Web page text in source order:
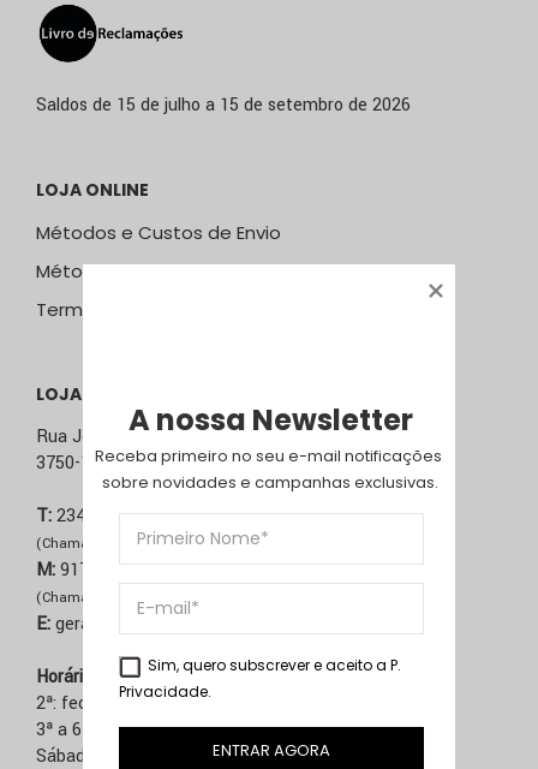
Saldos de 15 de julho a 15 de setembro de 2026
LOJA ONLINE
Métodos e Custos de Envio
Métodos de Pagamento
Termos & Condições
LOJA ÁGUEDA
Rua José Sucena, 231
3750-157 Águeda
T:234 603 020
(Chamada para rede fixa nacional)
M:917 514 271
(Chamada para rede móvel nacional)
E:geral@comma.pt
Horário
2ª: fechado
3ª a 6ª: 10h – 13h | 14h – 19h
Sábado: 10h – 13h
A nossa Newsletter
Receba primeiro no seu e-mail notificações
sobre novidades e campanhas exclusivas.
Sim, quero subscrever e aceito a P.
Privacidade.
ENTRAR AGORA